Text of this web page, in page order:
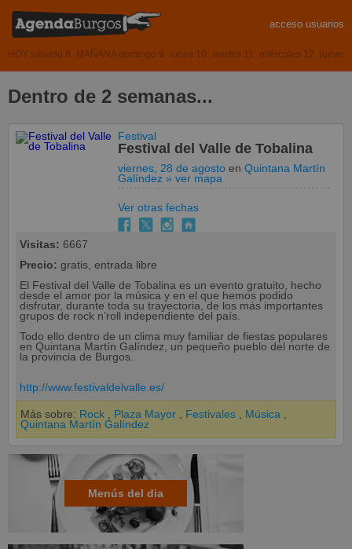
acceso usuarios
HOY sábado 8 MAÑANA domingo 9 lunes 10 martes 11 miércoles 12 jueves
Dentro de 2 semanas...
Festival
Festival del Valle de Tobalina
viernes, 28 de agosto enQuintana Martín
Galíndez » ver mapa
Ver otras fechas
Visitas: 6667
Precio: gratis, entrada libre
El Festival del Valle de Tobalina es un evento gratuito, hecho
desde el amor por la música y en el que hemos podido
disfrutar, durante toda su trayectoria, de los más importantes
grupos de rock n’roll independiente del país.
Todo ello dentro de un clima muy familiar de fiestas populares
en Quintana Martín Galíndez, un pequeño pueblo del norte de
la provincia de Burgos.
http://www.festivaldelvalle.es/
Más sobre: Rock Plaza Mayor Festivales Música
Quintana Martín Galíndez
Menús del dia